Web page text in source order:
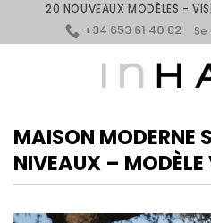
20 NOUVEAUX MODÈLES -
+34 653 61 40 82
MAISON MODERNE
NIVEAUX – MODÈLE